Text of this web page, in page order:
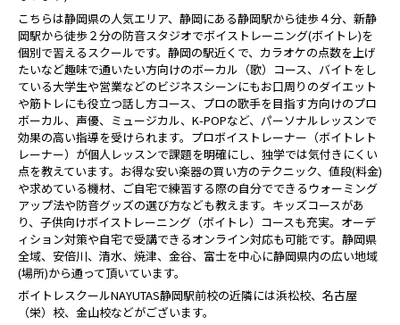
こちらは静岡県の人気エリア、静岡にある静岡駅から徒歩４分、新静
岡駅から徒歩２分の防音スタジオでボイストレーニング(ボイトレ)を
個別で習えるスクールです。静岡の駅近くで、カラオケの点数を上げ
たいなど趣味で通いたい方向けのボーカル（歌）コース、バイトをし
ている大学生や営業などのビジネスシーンにもお口周りのダイエット
や筋トレにも役立つ話し方コース、プロの歌手を目指す方向けのプロ
ボーカル、声優、ミュージカル、K-POPなど、パーソナルレッスンで
効果の高い指導を受けられます。プロボイストレーナー（ボイトレト
レーナー）が個人レッスンで課題を明確にし、独学では気付きにくい
点を教えています。お得な安い楽器の買い方のテクニック、値段(料金)
や求めている機材、ご自宅で練習する際の自分でできるウォーミング
アップ法や防音グッズの選び方なども教えます。キッズコースがあ
り、子供向けボイストレーニング（ボイトレ）コースも充実。オーデ
ィション対策や自宅で受講できるオンライン対応も可能です。静岡県
全域、安倍川、清水、焼津、金谷、富士を中心に静岡県内の広い地域
(場所)から通って頂いています。
ボイトレスクールNAYUTAS静岡駅前校の近隣には浜松校、名古屋
（栄）校、金山校などがございます。